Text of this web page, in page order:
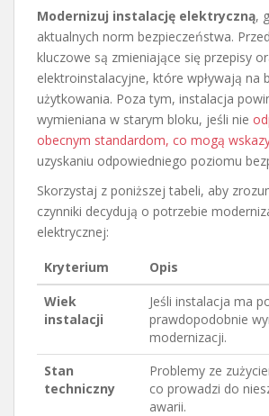
Modernizuj instalację elektryczną,
aktualnych norm bezpieczeństwa.
kluczowe są zmieniające się przepisy
elektroinstalacyjne, które wpływają na
użytkowania. Poza tym, instalacja
wymieniana w starym bloku, jeśli nie
obecnym standardom, co mogą
uzyskaniu odpowiedniego poziomu
Skorzystaj z poniższej tabeli, aby
czynniki decydują o potrzebie
elektrycznej:
Kryterium
Opis
Wiek
instalacji
Jeśli instalacja ma
prawdopodobnie
modernizacji.
Stan
techniczny
Problemy ze
co prowadzi do
awarii.